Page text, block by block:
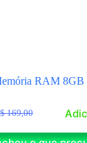
RAM
169,00